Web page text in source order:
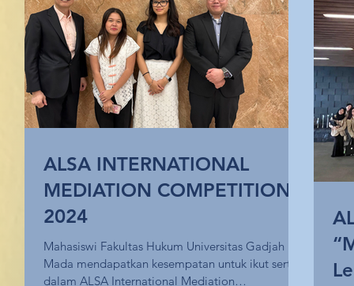
ALSA INTERNATIONAL
MEDIATION COMPETITION
2024
Mahasiswi Fakultas Hukum Universitas Gadjah
Mada mendapatkan kesempatan untuk ikut serta
dalam ALSA International Mediation